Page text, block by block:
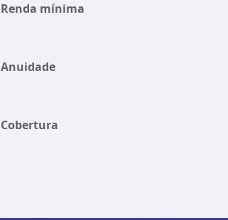
Renda mínima
Anuidade
Cobertura